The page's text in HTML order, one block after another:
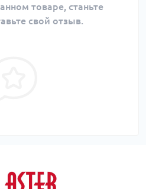
товаре, станьте
свой отзыв.